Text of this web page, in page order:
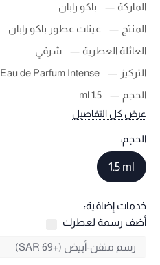
الماركة
باكو رابان
المنتج
عينات عطور باكو رابان
العائلة العطرية
شرقي
التركيز
Eau de Parfum Intense
الحجم
1.5 ml
عرض كل التفاصيل
الحجم:
1.5 ml
خدمات إضافية:
أضف رسمة لعطرك